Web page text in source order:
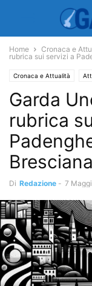
Home Cronaca e
rubrica sui servizi a
Cronaca e Attualità
Garda
rubrica
Bresciana
Di Redazione - 7